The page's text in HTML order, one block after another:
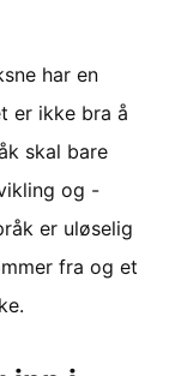
har en
er ikke bra å
skal bare
og -
er uløselig
fra og et